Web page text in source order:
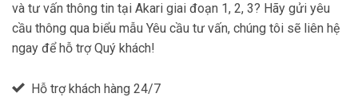
và tư vấn thông tin tại Akari giai đoạn 1, 2, 3? Hãy gửi yêu
cầu thông qua biểu mẫu Yêu cầu tư vấn, chúng tôi sẽ liên hệ
ngay để hỗ trợ Quý khách!
Hỗ trợ khách hàng 24/7